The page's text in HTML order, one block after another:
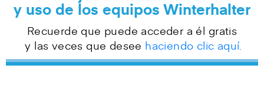
y uso de los equipos Winterhalter
Recuerde que puede acceder a él gratis
y las veces que desee haciendo clic aquí.